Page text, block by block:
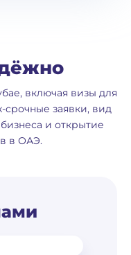
включая визы для
срочные заявки, вид
и открытие
в ОАЭ.